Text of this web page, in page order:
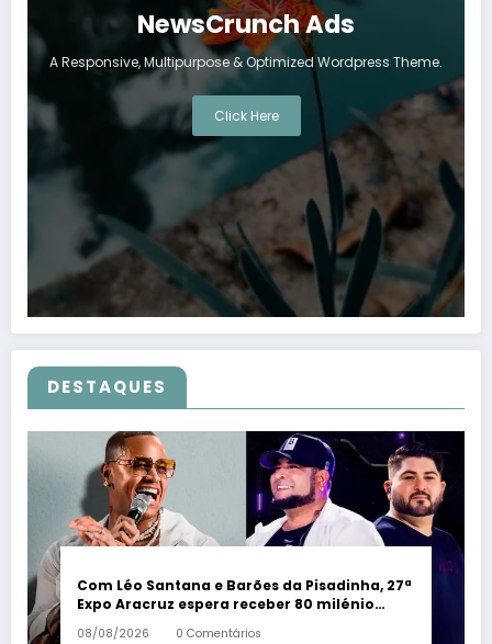
NewsCrunch Ads
A Responsive, Multipurpose & Optimized Wordpress Theme.
Click Here
DESTAQUES
Com Léo Santana e Barões da Pisadinha, 27ª
Expo Aracruz espera receber 80 milénio
visitantes por dia – Em Dia ES
08/08/2026 0 Comentários